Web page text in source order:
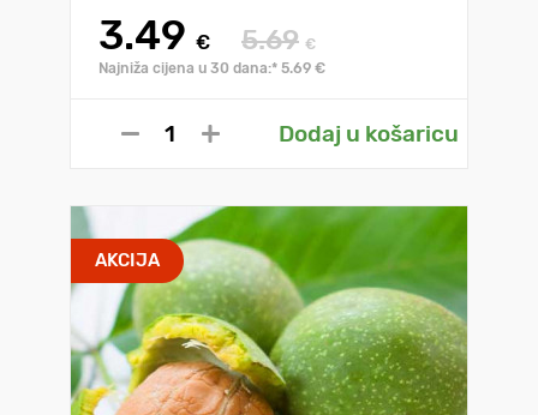
3.49 € 5.69 €
Najniža cijena u 30 dana:* 5.69 €
Dodaj u košaricu
AKCIJA